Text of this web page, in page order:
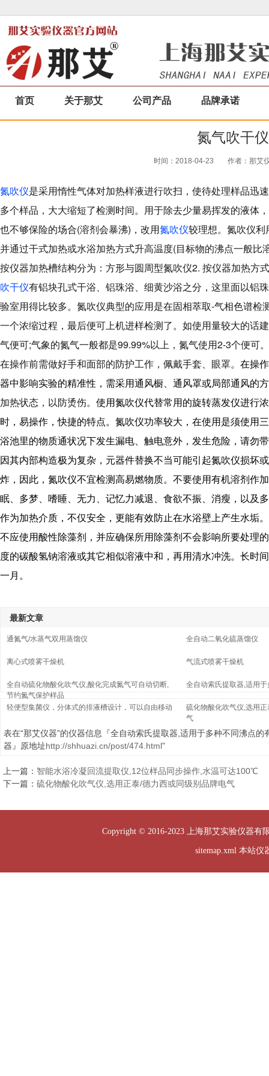
首页 关于那艾 公司产品 品牌承诺
氮气吹干
时间：2018-04-23 作者：那艾
氮吹仪是采用惰性气体对加热样液进行吹扫，使待处理样品迅
多个样品，大大缩短了检测时间。用于除去少量易挥发的液体
也不够保险的场合(溶剂会暴沸)，改用氮吹仪较理想。 氮吹仪利
并通过干式加热或水浴加热方式升高温度(目标物的沸点一般
按仪器加热槽结构分为：方形与圆周型氮吹仪2. 按仪器加热方
吹干仪有铝块孔式干浴、铝珠浴、细黄沙浴之分，这里面以铝
验室用得比较多。氮吹仪典型的应用是在固相萃取-气相色谱
一个浓缩过程，最后便可上机进样检测了。 如使用量较大的话
气便可;气象的氮气一般都是99.99%以上，氮气使用2-3个便可。
在操作前需做好手和面部的防护工作，佩戴手套、眼罩。 在操
器中影响实验的精准性，需采用通风橱、通风罩或局部通风的
加热状态，以防烫伤。 使用氮吹仪代替常用的旋转蒸发仪进行
时，易操作，快捷的特点。 氮吹仪功率较大，在使用是须使用
浴池里的物质通状况下发生漏电、触电意外，发生危险，请勿
因其内部构造极为复杂，元器件替换不当可能引起氮吹仪损坏
炸，因此，氮吹仪不宜检测高易燃物质。 不要使用有机溶剂作
眠、多梦、嗜睡、无力、记忆力减退、食欲不振、消瘦，以及
作为加热介质，不仅安全，更能有效防止在水浴壁上产生水垢。
不应使用酸性除藻剂，并应确保所用除藻剂不会影响所要处理
度的碳酸氢钠溶液或其它相似溶液中和，再用清水冲洗。长时
一月。
最新文章
通氮气/水蒸气双用蒸馏仪 全自动二氧化硫蒸馏仪
离心式喷雾干燥机 气流式喷雾干燥机
全自动硫化物酸化吹气仪,酸化完成氮气可自动切断,
节约氮气保护样品
全自动索氏提取器,适用
轻便型集菌仪，分体式的排液槽设计，可以自由移动
硫化物酸化吹气仪,选用
气
表在“那艾仪器”的仪器信息『全自动索氏提取器,适用于多种不同沸点的
器』原地址http://shhuazi.cn/post/474.html”
上一篇： 智能水浴冷凝回流提取仪,12位样品同步操作,水温可达100℃
下一篇： 硫化物酸化吹气仪,选用正泰/德力西或同级别品牌电气
Copyright © 2016-2023 上海那艾实验仪器有
sitemap.xml本站仪